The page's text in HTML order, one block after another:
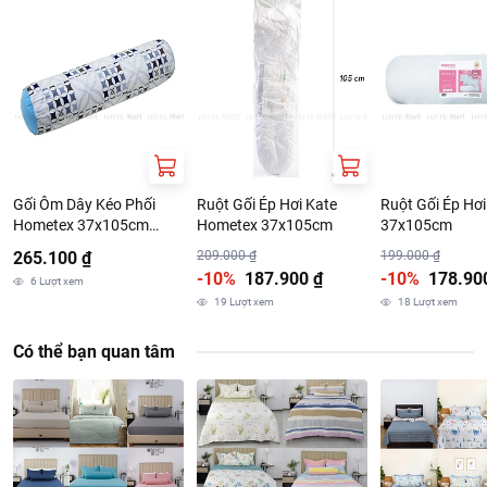
Chính sách bảo hành sản phẩm tại:
https://www.lottemart.vn/vi-nsg/faq/85
Gối Ôm Dây Kéo Phối
Hometex 37x105cm
265.100 ₫
6 Lượt xem
Ruột Gối Ép Hơi Kate
Hometex 37x105cm
209.000 ₫
-10% 187.900 ₫
19 Lượt xem
Ruột Gối Ép
37x105cm
199.000 ₫
-10%
18 Lượt xem
Có thể bạn quan tâm